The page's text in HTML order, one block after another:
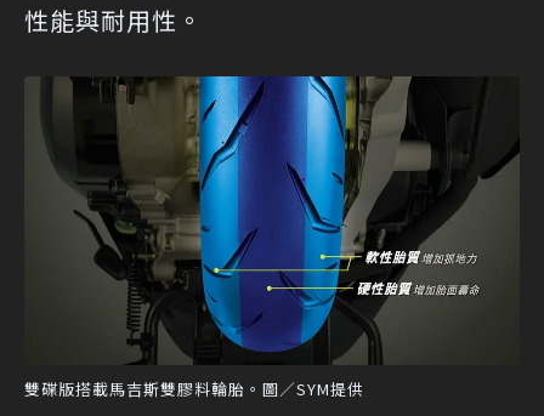
性能與耐用性。
雙碟版搭載馬吉斯雙膠料輪胎。圖／SYM提供